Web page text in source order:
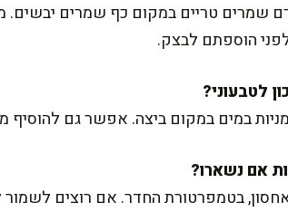
בהחלט! הכמות היא כ-25 גרם שמרים טריים במקום
הוספתם לבצק.
במים במקום ביצה. אפשר גם להוסיף
בטמפרטורת החדר. אם רוצים